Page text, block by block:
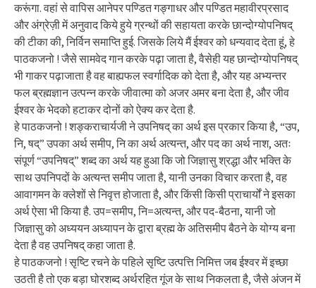
करूंगा. वहां से वापिस आनेपर पण्डित गङ्गाधर और पण्डित महावीरप्रसाद
और अंग्रेज़ी में अनुवाद किये हुये ग्रन्थों की सहायता करके छान्दोग्योपनिषद्
की टीका की, निर्विन समाप्ति हुई. जिसके लिये मैं ईश्वर को धन्यवाद देता हूं, हे
पाठकजनो ! जैसे सामवेद गान करके पढ़ा जाता है, वैसेही यह छान्दोग्योपनिषद्
भी गाकर पढ़ाजाता है वह बाह्यफल स्वर्गादिक को देता है, और यह अभ्यन्तर
फल ब्रह्मज्ञान उत्पन्न करके जीवात्मा को अजर अमर बना देता है, और जीव
ईश्वर के भेदको हटाकर दोनों को ऐक्य कर देता है.
हे पाठकजनो ! शङ्कराचार्यजी ने उपनिषद् का अर्थ इस प्रकार किया है, “उप,
नि, षद्” उपका अर्थ समीप, नि का अर्थ अत्यन्त, और पद का अर्थ नाश, अतः
संपूर्ण “उपनिषद्” शब्द का अर्थ यह हुआ कि जो जिज्ञासु श्रद्धा और भक्ति के
साथ उपनिपदों के अत्यन्त समीप जाता है, यानी उनका विचार करता है, वह
आवागमन के क्लेशों से निवृत्त होजाता है, और किंसी किसी प्राचार्यों ने इसका
अर्थ ऐसा भी किया है. उप=समीप, नि=अत्यन्त, और पद-बैठना, यानी जो
जिज्ञासु को अध्ययन अध्यापन के द्वारा ब्रह्म के अतिसमीप बैठने के योग्य बना
देता है वह उपनिषद् कहा जाता है.
हे पाठकजनो ! सृष्टि रचने के पहिले सृष्टि उत्पत्ति निमित्त जब ईश्वर में इच्छा
उठती है तो एक बड़ा घोरशब्द अर्थरहित गूंज के साथ निकलता है, जैसे अंजन में